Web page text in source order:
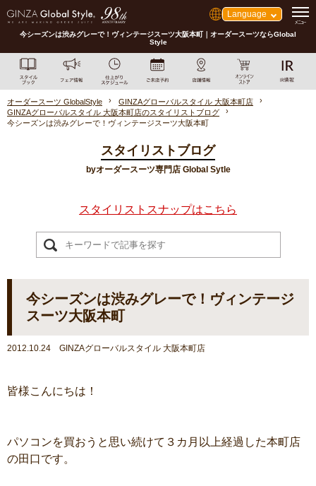
Language
今シーズンは渋みグレーで！ヴィンテージスーツ大阪本町｜オーダースーツならGlobal
Style
オーダースーツ GlobalStyle
GINZAグローバルスタイル 大阪本町店
GINZAグローバルスタイル 大阪本町店のスタイリストブログ
今シーズンは渋みグレーで！ヴィンテージスーツ大阪本町
スタイリストブログ
byオーダースーツ専門店 Global Sytle
スタイリストスナップはこちら
今シーズンは渋みグレーで！ヴィンテージ
スーツ大阪本町
2012.10.24 GINZAグローバルスタイル 大阪本町店
皆様こんにちは！
パソコンを買おうと思い続けて３カ月以上経過した本町店
の田口です。